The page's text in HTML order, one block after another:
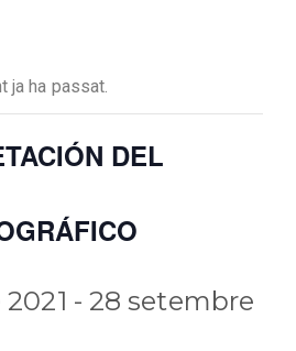
ja ha passat.
DEL
- 28 setembre